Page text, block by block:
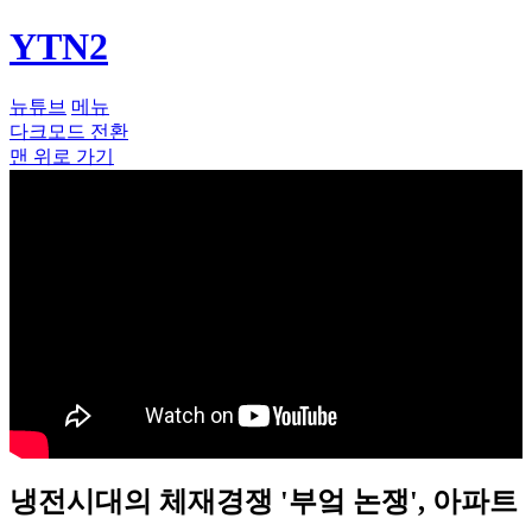
YTN2
뉴튜브 메뉴
다크모드 전환
맨 위로 가기
냉전시대의 체재경쟁 '부엌 논쟁', 아파트